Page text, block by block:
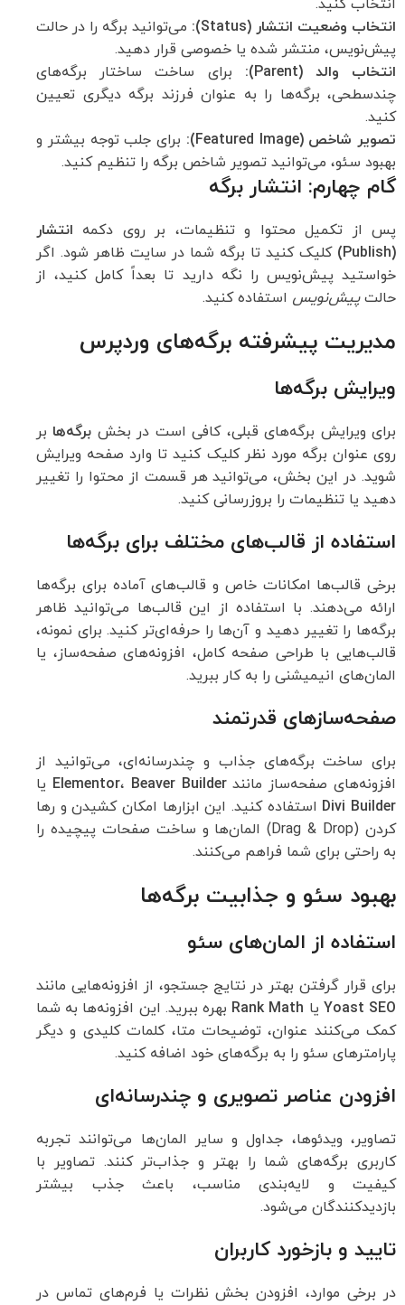
انتخاب کنید.
انتخاب وضعیت انتشار (Status):
می‌توانید برگه را در حالت
پیش‌نویس، منتشر شده یا خصوصی قرار دهید.
انتخاب والد (Parent):
برای ساخت ساختار برگه‌های
چندسطحی، برگه‌ها را به عنوان فرزند برگه دیگری تعیین
کنید.
تصویر شاخص (Featured Image):
برای جلب توجه بیشتر و
بهبود سئو، می‌توانید تصویر شاخص برگه را تنظیم کنید.
گام چهارم: انتشار برگه
پس از تکمیل محتوا و تنظیمات، بر روی دکمه انتشار
(Publish)
کلیک کنید تا برگه شما در سایت ظاهر شود. اگر
خواستید پیش‌نویس را نگه دارید تا بعداً کامل کنید، از
حالتپیش‌نویس استفاده کنید.
مدیریت پیشرفته برگه‌های وردپرس
ویرایش برگه‌ها
برای ویرایش برگه‌های قبلی، کافی است در بخش برگه‌ها بر
روی عنوان برگه مورد نظر کلیک کنید تا وارد صفحه ویرایش
شوید. در این بخش، می‌توانید هر قسمت از محتوا را تغییر
دهید یا تنظیمات را بروزرسانی کنید.
استفاده از قالب‌های مختلف برای برگه‌ها
برخی قالب‌ها امکانات خاص و قالب‌های آماده برای برگه‌ها
ارائه می‌دهند. با استفاده از این قالب‌ها می‌توانید ظاهر
برگه‌ها را تغییر دهید و آن‌ها را حرفه‌ای‌تر کنید. برای نمونه،
قالب‌هایی با طراحی صفحه کامل، افزونه‌های صفحه‌ساز، یا
المان‌های انیمیشنی را به کار ببرید.
صفحه‌سازهای قدرتمند
برای ساخت برگه‌های جذاب و چندرسانه‌ای، می‌توانید از
افزونه‌های صفحه‌ساز مانند
Elementor، Beaver Builder
یا
Divi Builder استفاده کنید. این ابزارها امکان کشیدن و رها
کردن (Drag & Drop) المان‌ها و ساخت صفحات پیچیده را
به راحتی برای شما فراهم می‌کنند.
بهبود سئو و جذابیت برگه‌ها
استفاده از المان‌های سئو
برای قرار گرفتن بهتر در نتایج جستجو، از افزونه‌هایی مانند
Yoast SEO یا Rank Math بهره ببرید. این افزونه‌ها به شما
کمک می‌کنند عنوان، توضیحات متا، کلمات کلیدی و دیگر
پارامترهای سئو را به برگه‌های خود اضافه کنید.
افزودن عناصر تصویری و چندرسانه‌ای
تصاویر، ویدئوها، جداول و سایر المان‌ها می‌توانند تجربه
کاربری برگه‌های شما را بهتر و جذاب‌تر کنند. تصاویر با
کیفیت و لایه‌بندی مناسب، باعث جذب بیشتر
بازدیدکنندگان می‌شود.
تایید و بازخورد کاربران
در برخی موارد، افزودن بخش نظرات یا فرم‌های تماس در